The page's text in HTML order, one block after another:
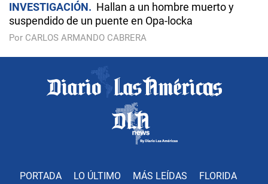
INVESTIGACIÓN
Hallan a un hombre muerto y
suspendido de un puente en Opa-locka
Por CARLOS ARMANDO CABRERA
PORTADA LO ÚLTIMO MÁS LEÍDAS FLORIDA